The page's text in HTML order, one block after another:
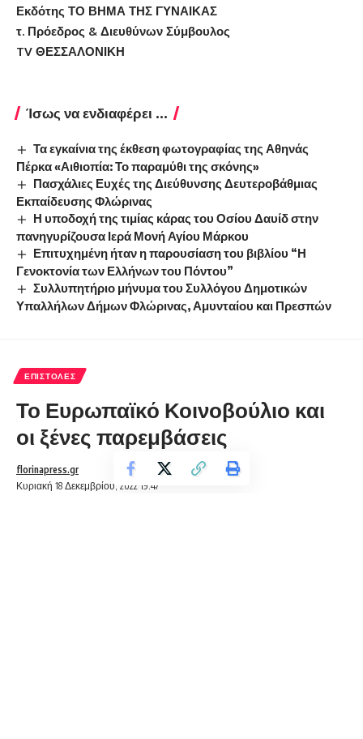
Εκδότης ΤΟ ΒΗΜΑ ΤΗΣ ΓΥΝΑΙΚΑΣ
τ. Πρόεδρος & Διευθύνων Σύμβουλος
TV ΘΕΣΣΑΛΟΝΙΚΗ
Ίσως να ενδιαφέρει ...
Τα εγκαίνια της έκθεση φωτογραφίας της Αθηνάς
Πέρκα «Αιθιοπία: Το παραμύθι της σκόνης»
Πασχάλιες Ευχές της Διεύθυνσης Δευτεροβάθμιας
Εκπαίδευσης Φλώρινας
Η υποδοχή της τιμίας κάρας του Οσίου Δαυίδ στην
πανηγυρίζουσα Ιερά Μονή Αγίου Μάρκου
Επιτυχημένη ήταν η παρουσίαση του βιβλίου “Η
Γενοκτονία των Ελλήνων του Πόντου”
Συλλυπητήριο μήνυμα του Συλλόγου Δημοτικών
Υπαλλήλων Δήμων Φλώρινας, Αμυνταίου και Πρεσπών
ΕΠΙΣΤΟΛΈΣ
Το Ευρωπαϊκό Κοινοβούλιο και
οι ξένες παρεμβάσεις
Κυριακή 18 Δεκεμβρίου, 2022 19:47
florinapress.gr